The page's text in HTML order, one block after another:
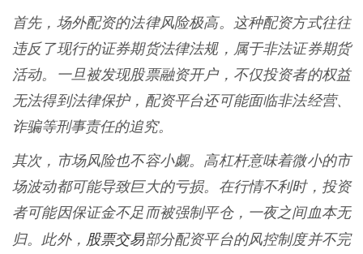
首先，场外配资的法律风险极高。这种配资方式往往
违反了现行的证券期货法律法规，属于非法证券期货
活动。一旦被发现股票融资开户，不仅投资者的权益
无法得到法律保护，配资平台还可能面临非法经营、
诈骗等刑事责任的追究。
其次，市场风险也不容小觑。高杠杆意味着微小的市
场波动都可能导致巨大的亏损。在行情不利时，投资
者可能因保证金不足而被强制平仓，一夜之间血本无
归。此外， 股票交易部分配资平台的风控制度并不完